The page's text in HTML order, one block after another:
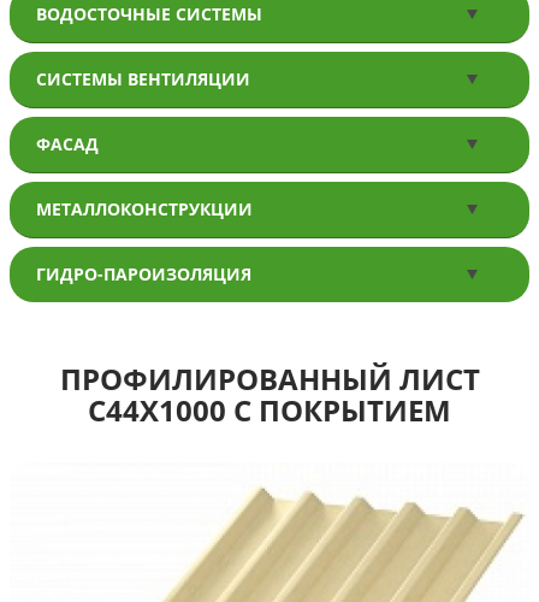
ВОДОСТОЧНЫЕ СИСТЕМЫ
СИСТЕМЫ ВЕНТИЛЯЦИИ
ФАСАД
МЕТАЛЛОКОНСТРУКЦИИ
ГИДРО-ПАРОИЗОЛЯЦИЯ
ПРОФИЛИРОВАННЫЙ ЛИСТ
С44Х1000 С ПОКРЫТИЕМ